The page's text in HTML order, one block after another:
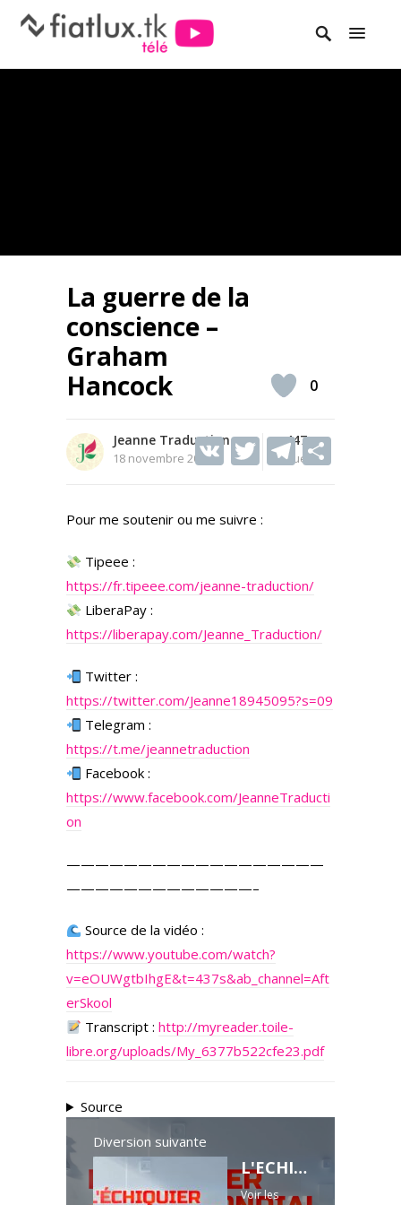
La guerre de la
conscience –
Graham
Hancock
Jeanne Traduction
18 novembre 2022
447
Vues
V T
itt
er
T
m
0
Pour me soutenir ou me suivre :
Tipeee :
https://fr.tipeee.com/jeanne-traduction/
LiberaPay :
https://liberapay.com/Jeanne_Traduction/
Twitter :
https://twitter.com/Jeanne18945095?s=09
Telegram :
https://t.me/jeannetraduction
Facebook :
https://www.facebook.com/JeanneTraducti
on
——————————————————
—————————————–
Source de la vidéo :
https://www.youtube.com/watch?
v=eOUWgtbIhgE&t=437s&ab_channel=Aft
erSkool
Transcript :http://myreader.toile-
libre.org/uploads/My_6377b522cfe23.pdf
Source
Diversion suivante
L'ECHIQUIER MONDIAL. Couple franco-allemand : la grande réinitialisation ?
Voir les